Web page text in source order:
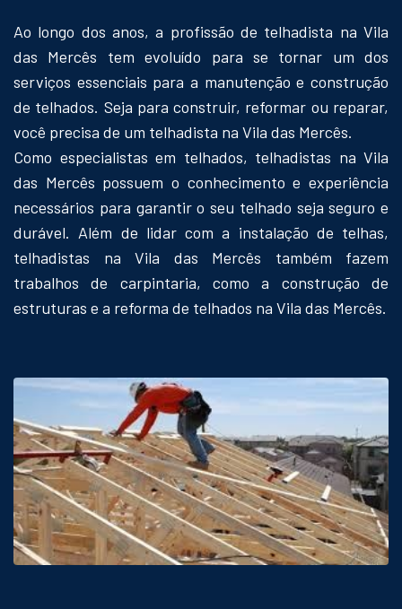
Ao longo dos anos, a profissão de telhadista na Vila
das Mercês tem evoluído para se tornar um dos
serviços essenciais para a manutenção e construção
de telhados. Seja para construir, reformar ou reparar,
você precisa de um telhadista na Vila das Mercês.
Como especialistas em telhados, telhadistas na Vila
das Mercês possuem o conhecimento e experiência
necessários para garantir o seu telhado seja seguro e
durável. Além de lidar com a instalação de telhas,
telhadistas na Vila das Mercês também fazem
trabalhos de carpintaria, como a construção de
estruturas e a reforma de telhados na Vila das Mercês.